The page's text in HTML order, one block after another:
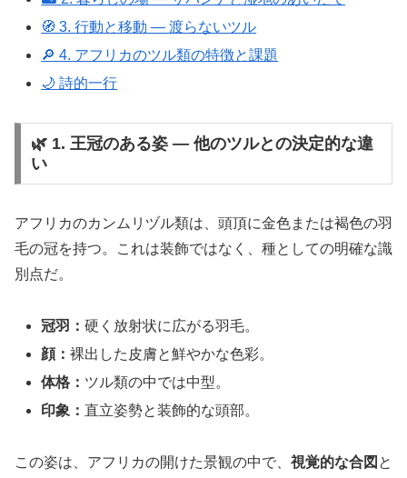
🧭 3. 行動と移動 ― 渡らないツル
🔎 4. アフリカのツル類の特徴と課題
🌙 詩的一行
🌿 1. 王冠のある姿 ― 他のツルとの決定的な違
い
アフリカのカンムリヅル類は、頭頂に金色または褐色の羽
毛の冠を持つ。これは装飾ではなく、種としての明確な識
別点だ。
冠羽：硬く放射状に広がる羽毛。
顔：裸出した皮膚と鮮やかな色彩。
体格： ツル類の中では中型。
印象：直立姿勢と装飾的な頭部。
この姿は、アフリカの開けた景観の中で、 視覚的な合図 と